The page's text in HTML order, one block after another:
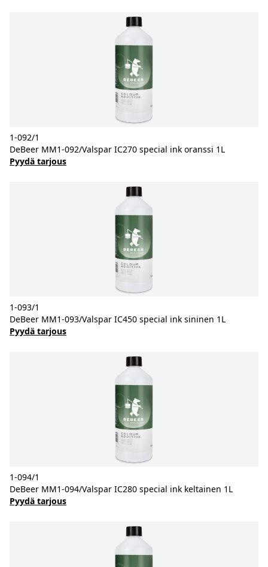
1-092/1
DeBeer MM1-092/Valspar IC270 special ink oranssi 1L
Pyydä tarjous
1-093/1
DeBeer MM1-093/Valspar IC450 special ink sininen 1L
Pyydä tarjous
1-094/1
DeBeer MM1-094/Valspar IC280 special ink keltainen 1L
Pyydä tarjous